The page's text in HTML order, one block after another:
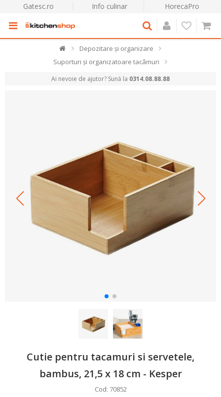
Gatesc.ro Info culinar HorecaPro
Depozitare și organizare
Suporturi și organizatoare tacâmuri
Ai nevoie de ajutor? Sună la 0314.08.88.88
Cutie pentru tacamuri si servetele,
bambus, 21,5 x 18 cm - Kesper
Cod: 70852